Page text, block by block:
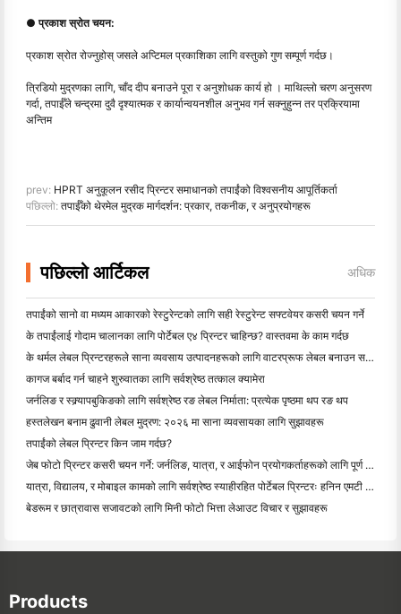
● प्रकाश स्रोत चयन:
प्रकाश स्रोत रोज्नुहोस् जसले अप्टिमल प्रकाशिका लागि वस्तुको गुण सम्पूर्ण गर्दछ।
त्रिडियो मुद्रणका लागि, चाँद दीप बनाउने पूरा र अनुशोधक कार्य हो । माथिल्लो चरण अनुसरण
गर्दा, तपाईँले चन्द्रमा दुवै दृश्यात्मक र कार्यान्वयनशील अनुभव गर्न सक्नुहुन्न तर प्रक्रियामा
अन्तिम
prev: HPRT अनुकूलन रसीद प्रिन्टर समाधानको तपाईंको विश्वसनीय आपूर्तिकर्ता
पछिल्लो: तपाईँको थेरमेल मुद्रक मार्गदर्शन: प्रकार, तकनीक, र अनुप्रयोगहरू
पछिल्लो आर्टिकल अधिक
तपाईंको सानो वा मध्यम आकारको रेस्टुरेन्टको लागि सही रेस्टुरेन्ट सफ्टवेयर कसरी चयन गर्ने
के तपाईंलाई गोदाम चालानका लागि पोर्टेबल ए४ प्रिन्टर चाहिन्छ? वास्तवमा के काम गर्दछ
के थर्मल लेबल प्रिन्टरहरूले साना व्यवसाय उत्पादनहरूको लागि वाटरप्रूफ लेबल बनाउन सक्छन्?
कागज बर्बाद गर्न चाहने शुरुवातका लागि सर्वश्रेष्ठ तत्काल क्यामेरा
जर्नलिङ र स्क्र्यापबुकिङको लागि सर्वश्रेष्ठ रङ लेबल निर्माता: प्रत्येक पृष्ठमा थप रङ थप
हस्तलेखन बनाम ढुवानी लेबल मुद्रण: २०२६ मा साना व्यवसायका लागि सुझावहरू
तपाईंको लेबल प्रिन्टर किन जाम गर्दछ?
जेब फोटो प्रिन्टर कसरी चयन गर्ने: जर्नलिङ, यात्रा, र आईफोन प्रयोगकर्ताहरूको लागि पूर्ण गाइड
यात्रा, विद्यालय, र मोबाइल कामको लागि सर्वश्रेष्ठ स्याहीरहित पोर्टेबल प्रिन्टरः हनिन एमटी ६२० प्रो सम
बेडरूम र छात्रावास सजावटको लागि मिनी फोटो भित्ता लेआउट विचार र सुझावहरू
Products